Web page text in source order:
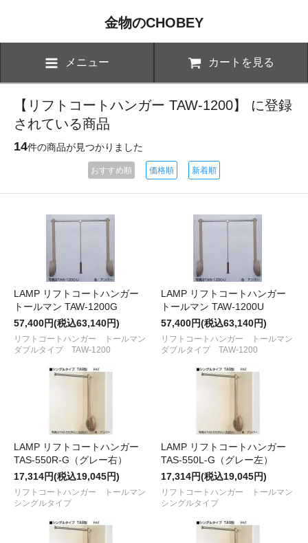
金物のCHOBEY
メニュー カートを見る
【リフトコートハンガー TAW-1200】 に登録
されている商品
14件の商品が見つかりました
おすすめ順 価格順 新着順
LAMP リフトコートハンガー
トールマン TAW-1200G
57,400円(税込63,140円)
リフトコートハンガー トールマン
ダブルタイプ TAW-1200
LAMP リフトコートハンガー
トールマン TAW-1200U
57,400円(税込63,140円)
リフトコートハンガー トールマン
ダブルタイプ TAW-1200
LAMP リフトコートハンガー
TAS-550R-G（グレー右）
17,314円(税込19,045円)
リフトコートハンガー トールマン
シングルタイプ
LAMP リフトコートハンガー
TAS-550L-G（グレー左）
17,314円(税込19,045円)
リフトコートハンガー トールマン
シングルタイプ